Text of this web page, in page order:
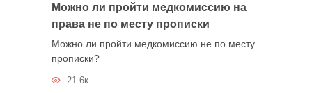
Можно ли пройти медкомиссию на
права не по месту прописки
Можно ли пройти медкомиссию не по месту
прописки?
21.6к.